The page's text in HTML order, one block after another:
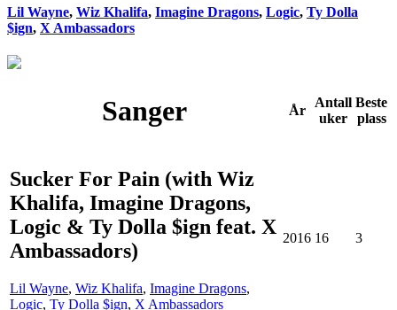
Lil Wayne, Wiz Khalifa, Imagine Dragons, Logic, Ty Dolla
$ign, X Ambassadors
Sanger År
Antall
uker
Beste
plass
Sucker For Pain (with Wiz
Khalifa, Imagine Dragons,
Logic & Ty Dolla $ign feat. X
Ambassadors)
Lil Wayne, Wiz Khalifa, Imagine Dragons,
Logic, Ty Dolla $ign, X Ambassadors
2016 16 3